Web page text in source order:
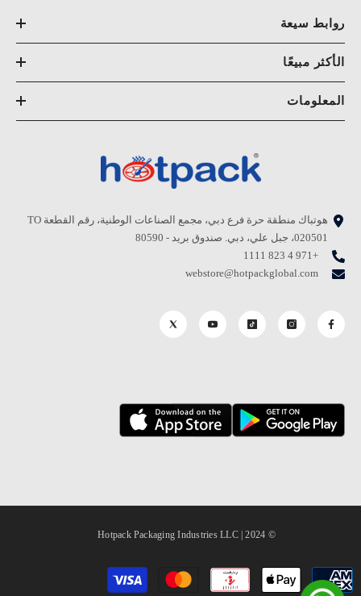
روابط سيعة
الأكثر مبيعًا
المعلومات
هوتباك منطقة حرة فرع دبي، مجمع الصناعات الوطنية، رقم القطعة TO
020501، جبل علي، دبي. صندوق بريد - 80590
+971 4 823 1111
webstore@hotpackglobal.com
© 2024 | Hotpack Packaging Industries LLC
طرق
الدفع